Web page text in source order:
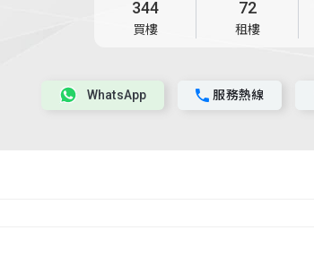
344
買樓
72
租樓
服務熱線
WhatsApp